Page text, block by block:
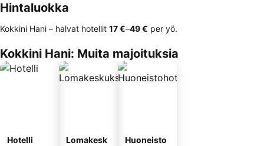
Hintaluokka
Kokkini Hani – halvat hotellit ‎17 €–‎49 € per yö.
Kokkini Hani: Muita majoituksia
Hotelli
Lomakesk
Huoneisto